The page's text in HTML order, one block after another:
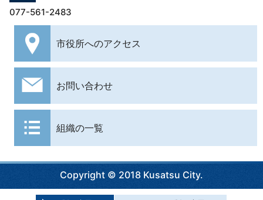
077-561-2483
市役所へのアクセス
お問い合わせ
組織の一覧
Copyright © 2018 Kusatsu City.